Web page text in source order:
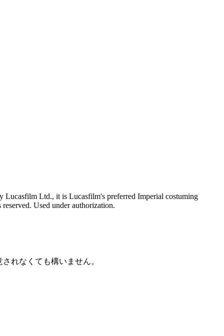
Lucasfilm Ltd., it is Lucasfilm's preferred Imperial costuming
Used under authorization.
れなくても構いません。